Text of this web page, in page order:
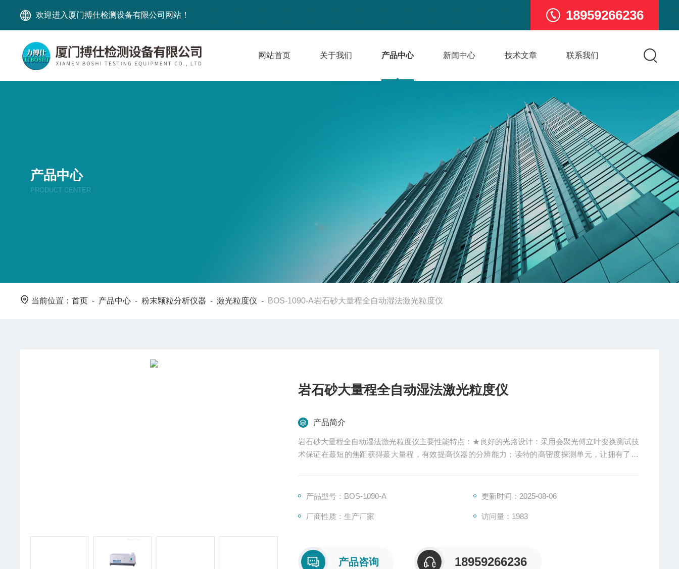
欢迎进入厦门搏仕检测设备有限公司网站！ 18959266236
网站首页 关于我们 产品中心 新闻中心 技术文章 联系我们
产品中心
PRODUCT CENTER
当前位置：首页 - 产品中心 -粉末颗粒分析仪器 -激光粒度仪 - BOS-1090-A岩石砂大量程全自动湿法激光粒度仪
岩石砂大量程全自动湿法激光粒度仪
产品简介
岩石砂大量程全自动湿法激光粒度仪主要性能特点：★良好的光路设计：采用会聚光傅立叶变换测试技
术保证在蕞短的焦距获得蕞大量程，有效提高仪器的分辨能力；读特的高密度探测单元，让拥有了抄
产品型号：BOS-1090-A
更新时间：2025-08-06
厂商性质：生产厂家 访问量：1983
产品咨询 18959266236